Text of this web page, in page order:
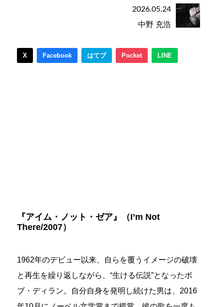
2026.05.24
中野 充浩
X Facebook はてブ Pocket LINE
『アイム・ノット・ゼア』（I’m Not
There/2007）
1962年のデビュー以来、自らを覆うイメージの破壊
と再生を繰り返しながら、“生ける伝説”となったボ
ブ・ディラン。自分自身を発明し続けた男は、2016